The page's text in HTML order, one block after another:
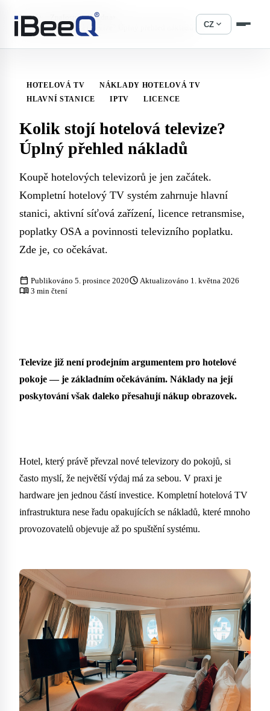
CZ expand_more
Domů Znalostní základna
Kolik stojí hotelová televize? Úplný přehled nákladů
HOTELOVÁ TV
NÁKLADY HOTELOVÁ TV
HLAVNÍ STANICE
IPTV LICENCE
Kolik stojí hotelová televize?
Úplný přehled nákladů
Koupě hotelových televizorů je jen začátek.
Kompletní hotelový TV systém zahrnuje hlavní
stanici, aktivní síťová zařízení, licence retransmise,
poplatky OSA a povinnosti televizního poplatku.
Zde je, co očekávat.
calendar_today Publikováno 5. prosince 2020schedule Aktualizováno 1. května 2026
menu_book 3 min čtení
Televize již není prodejním argumentem pro hotelové
pokoje — je základním očekáváním. Náklady na její
poskytování však daleko přesahují nákup obrazovek.
Hotel, který právě převzal nové televizory do pokojů, si
často myslí, že největší výdaj má za sebou. V praxi je
hardware jen jednou částí investice. Kompletní hotelová TV
infrastruktura nese řadu opakujících se nákladů, které mnoho
provozovatelů objevuje až po spuštění systému.